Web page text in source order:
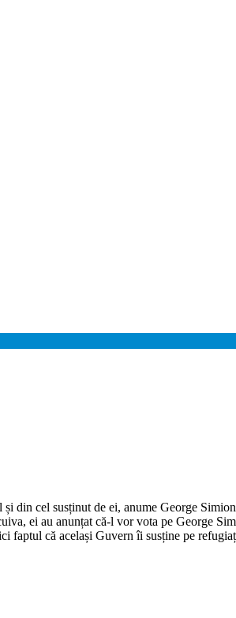
din cel susținut de ei, anume George
ei au anunțat că-l vor vota pe George
faptul că același Guvern îi susține pe